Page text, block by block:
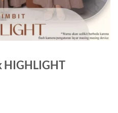
HIGHLIGHT